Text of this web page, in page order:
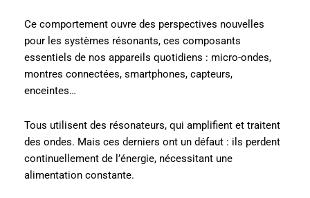
Ce comportement ouvre des perspectives nouvelles
pour les systèmes résonants, ces composants
essentiels de nos appareils quotidiens : micro-ondes,
montres connectées, smartphones, capteurs,
enceintes…
Tous utilisent des résonateurs, qui amplifient et traitent
des ondes. Mais ces derniers ont un défaut : ils perdent
continuellement de l’énergie, nécessitant une
alimentation constante.